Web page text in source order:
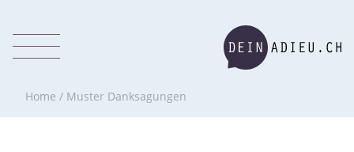
Home / Muster Danksagungen